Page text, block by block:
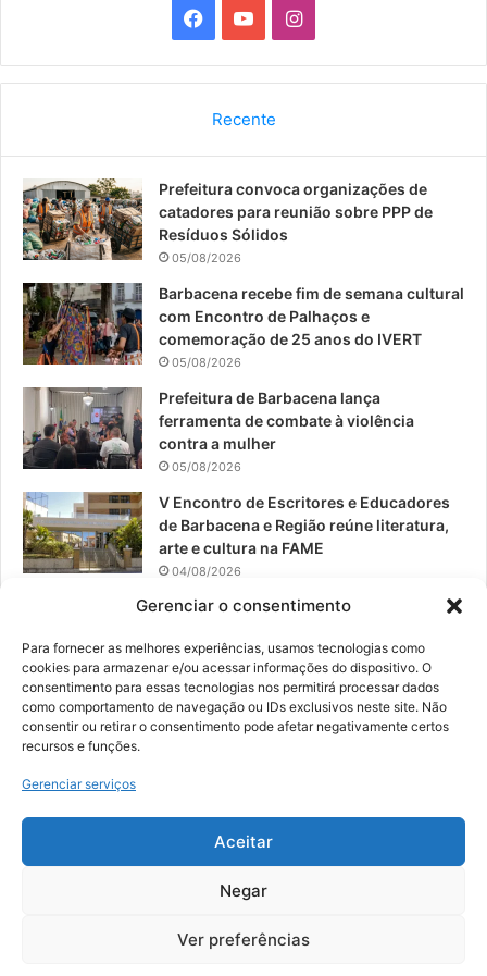
Gerenciar o consentimento
Para fornecer as melhores experiências, usamos tecnologias como
cookies para armazenar e/ou acessar informações do dispositivo. O
consentimento para essas tecnologias nos permitirá processar dados
como comportamento de navegação ou IDs exclusivos neste site. Não
consentir ou retirar o consentimento pode afetar negativamente certos
recursos e funções.
Gerenciar serviços
Aceitar
Negar
Ver preferências
a
b
o
k
o
u
b
I
n
a
a
Recente
Prefeitura convoca organizações de
catadores para reunião sobre PPP de
Resíduos Sólidos
05/08/2026
Barbacena recebe fim de semana cultural
com Encontro de Palhaços e
comemoração de 25 anos do IVERT
05/08/2026
Prefeitura de Barbacena lança
ferramenta de combate à violência
contra a mulher
05/08/2026
V Encontro de Escritores e Educadores
de Barbacena e Região reúne literatura,
arte e cultura na FAME
04/08/2026
Teatro da Pedra apresenta novo
04/08/2026
© 2026, Todos os direitos reservados | Desenvolvido por:
Digital Business| Hospedado por:NP Publicidade
Fale Conosco
Sobre Nós
Política de Segurança e Privacidade
Facebook
YouTubeInstagram